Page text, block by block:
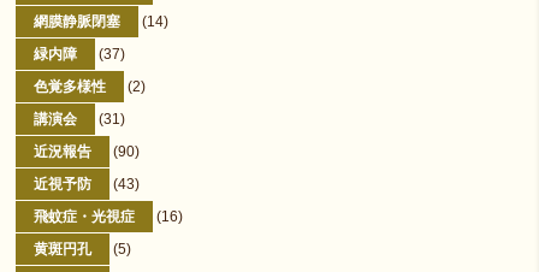
網膜静脈閉塞
(14)
緑内障
(37)
色覚多様性
(2)
講演会
(31)
近況報告
(90)
近視予防
(43)
飛蚊症・光視症
(16)
黄斑円孔
(5)